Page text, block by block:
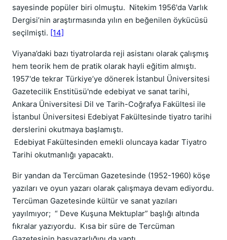
sayesinde popüler biri olmuştu. Nitekim 1956'da Varlık
Dergisi’nin araştırmasında yılın en beğenilen öykücüsü
seçilmişti. [14]
Viyana’daki bazı tiyatrolarda reji asistanı olarak çalışmış
hem teorik hem de pratik olarak hayli eğitim almıştı.
1957'de tekrar Türkiye’ye dönerek İstanbul Üniversitesi
Gazetecilik Enstitüsü'nde edebiyat ve sanat tarihi,
Ankara Üniversitesi Dil ve Tarih-Coğrafya Fakültesi ile
İstanbul Üniversitesi Edebiyat Fakültesinde tiyatro tarihi
derslerini okutmaya başlamıştı.
Edebiyat Fakültesinden emekli oluncaya kadar Tiyatro
Tarihi okutmanlığı yapacaktı.
Bir yandan da Tercüman Gazetesinde (1952-1960) köşe
yazıları ve oyun yazarı olarak çalışmaya devam ediyordu.
Tercüman Gazetesinde kültür ve sanat yazıları
yayılmıyor; “ Deve Kuşuna Mektuplar” başlığı altında
fıkralar yazıyordu. Kısa bir süre de Tercüman